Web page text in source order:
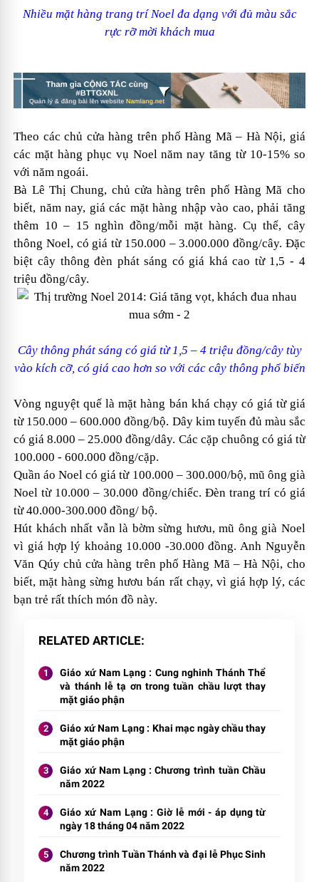
Nhiều mặt hàng trang trí Noel đa dạng với đủ màu sắc
rực rỡ mời khách mua
Theo các chủ cửa hàng trên phố Hàng Mã – Hà Nội, giá
các mặt hàng phục vụ Noel năm nay tăng từ 10-15% so
với năm ngoái.
Bà Lê Thị Chung, chủ cửa hàng trên phố Hàng Mã cho
biết, năm nay, giá các mặt hàng nhập vào cao, phải tăng
thêm 10 – 15 nghìn đồng/mỗi mặt hàng. Cụ thể, cây
thông Noel, có giá từ 150.000 – 3.000.000 đồng/cây. Đặc
biệt cây thông đèn phát sáng có giá khá cao từ 1,5 - 4
triệu đồng/cây.
Cây thông phát sáng có giá từ 1,5 – 4 triệu đồng/cây tùy
vào kích cỡ, có giá cao hơn so với các cây thông phổ biến
Vòng nguyệt quế là mặt hàng bán khá chạy có giá từ giá
từ 150.000 – 600.000 đồng/bộ. Dây kim tuyến đủ màu sắc
có giá 8.000 – 25.000 đồng/dây. Các cặp chuông có giá từ
100.000 - 600.000 đồng/cặp.
Quần áo Noel có giá từ 100.000 – 300.000/bộ, mũ ông già
Noel từ 10.000 – 30.000 đồng/chiếc. Đèn trang trí có giá
từ 40.000-300.000 đồng/ bộ.
Hút khách nhất vẫn là bờm sừng hươu, mũ ông già Noel
vì giá hợp lý khoảng 10.000 -30.000 đồng. Anh Nguyễn
Văn Qúy chủ cửa hàng trên phố Hàng Mã – Hà Nội, cho
biết, mặt hàng sừng hươu bán rất chạy, vì giá hợp lý, các
bạn trẻ rất thích món đồ này.
RELATED ARTICLE
Giáo xứ Nam Lạng : Cung nghinh Thánh Thể
và thánh lễ tạ ơn trong tuần chầu lượt thay
mặt giáo phận
Giáo xứ Nam Lạng : Khai mạc ngày chầu thay
mặt giáo phận
Giáo xứ Nam Lạng : Chương trình tuần Chầu
năm 2022
Giáo xứ Nam Lạng : Giờ lễ mới - áp dụng từ
ngày 18 tháng 04 năm 2022
Chương trình Tuần Thánh và đại lễ Phục Sinh
năm 2022